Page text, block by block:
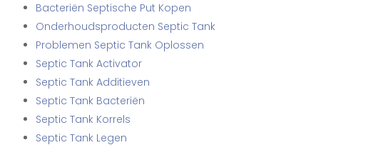
Bacteriën Septische Put Kopen
Onderhoudsproducten Septic Tank
Problemen Septic Tank Oplossen
Septic Tank Activator
Septic Tank Additieven
Septic Tank Bacteriën
Septic Tank Korrels
Septic Tank Legen